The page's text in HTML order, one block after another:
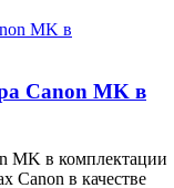
Canon MK в
MK в комплектации
Canon в качестве